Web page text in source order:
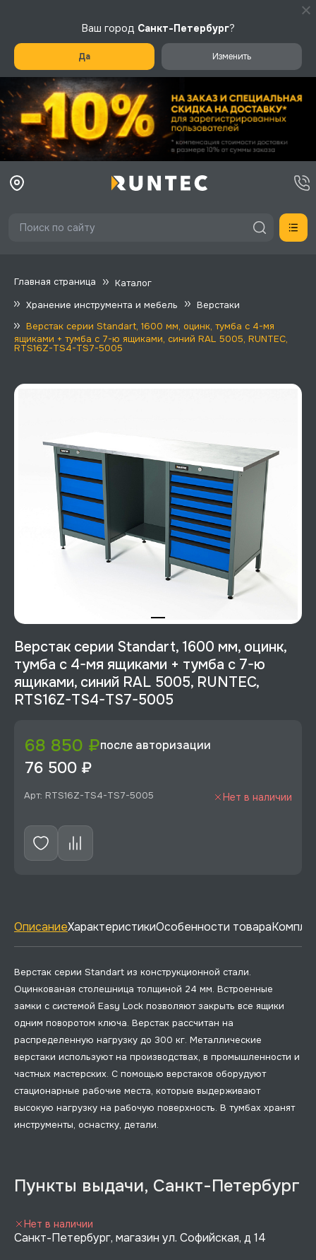
Ваш город Санкт-Петербург?
Да Изменить
Главная страница
Каталог
Хранение инструмента и мебель
Верстаки
Верстак серии Standart, 1600 мм, оцинк, тумба с 4-мя
ящиками + тумба с 7-ю ящиками, синий RAL 5005, RUNTEC,
RTS16Z-TS4-TS7-5005
Верстак серии Standart, 1600 мм, оцинк,
тумба с 4-мя ящиками + тумба с 7-ю
ящиками, синий RAL 5005, RUNTEC,
RTS16Z-TS4-TS7-5005
68 850 ₽после авторизации
76 500 ₽
Арт: RTS16Z-TS4-TS7-5005 Нет в наличии
ОписаниеХарактеристикиОсобенности товара
Верстак серии Standart из конструкционной стали.
Оцинкованая столешница толщиной 24 мм. Встроенные
замки с системой Easy Lock позволяют закрыть все ящики
одним поворотом ключа. Верстак рассчитан на
распределенную нагрузку до 300 кг. Металлические
верстаки используют на производствах, в промышленности и
частных мастерских. С помощью верстаков оборудуют
стационарные рабочие места, которые выдерживают
высокую нагрузку на рабочую поверхность. В тумбах хранят
инструменты, оснастку, детали.
Пункты выдачи, Санкт-Петербург
Санкт-Петербург, магазин ул. Софийская, д 14
Нет в наличии